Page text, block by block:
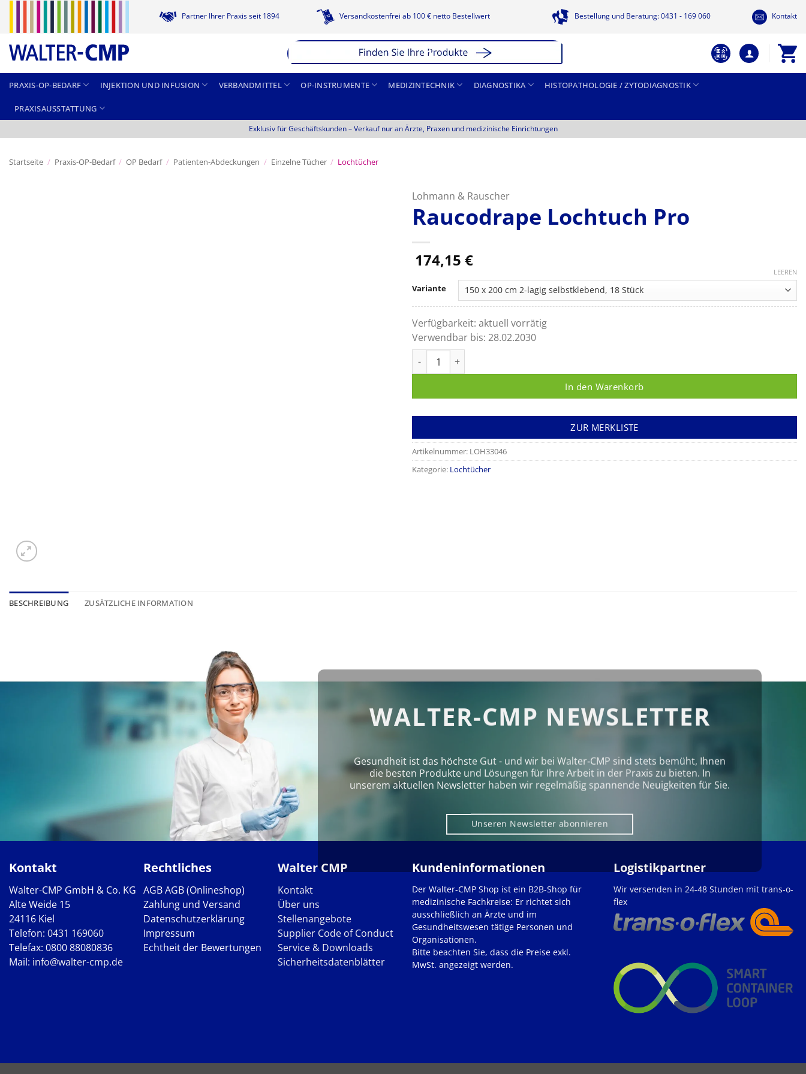
springen
Partner Ihrer Praxis seit 1894 Versandkostenfrei ab 100 € netto Bestellwert Bestellung und Beratung: 0431 - 169 060 Kontakt
PRAXIS-OP-BEDARF INJEKTION UND INFUSION VERBANDMITTEL OP-INSTRUMENTE MEDIZINTECHNIK DIAGNOSTIKA HISTOPATHOLOGIE / ZYTODIAGNOSTIK
PRAXISAUSSTATTUNG
Exklusiv für Geschäftskunden –Verkauf nur an Ärzte, Praxen und medizinische Einrichtungen
Startseite / Praxis-OP-Bedarf / OP Bedarf / Patienten-Abdeckungen / Einzelne Tücher / Lochtücher
Lohmann & Rauscher
Raucodrape Lochtuch Pro
174,15 €
Variante
LEEREN
Verfügbarkeit: aktuell vorrätig
Verwendbar bis: 28.02.2030
In den Warenkorb
ZUR MERKLISTE
Artikelnummer: LOH33046
Kategorie: Lochtücher
BESCHREIBUNG ZUSÄTZLICHE INFORMATION
WALTER-CMP NEWSLETTER
Gesundheit ist das höchste Gut - und wir bei Walter‑CMP sind stets bemüht, Ihnen
die besten Produkte und Lösungen für Ihre Arbeit in der Praxis zu bieten. In
unserem aktuellen Newsletter haben wir regelmäßig spannende Neuigkeiten für Sie.
Unseren Newsletter abonnieren
Kontakt
Walter-CMP GmbH & Co. KG
Alte Weide 15
24116 Kiel
Telefon: 0431 169060
Telefax: 0800 88080836
Mail: info@walter-cmp.de
Rechtliches
AGBAGB (Onlineshop)
Zahlung und Versand
Datenschutzerklärung
Impressum
Echtheit der Bewertungen
Walter CMP
Kontakt
Über uns
Stellenangebote
Supplier Code of Conduct
Service & Downloads
Sicherheitsdatenblätter
Kundeninformationen
Der Walter-CMP Shop ist ein B2B-Shop für
medizinische Fachkreise: Er richtet sich
ausschließlich an Ärzte und im
Gesundheitswesen tätige Personen und
Organisationen.
Bitte beachten Sie, dass die Preise exkl.
MwSt. angezeigt werden.
Logistikpartner
Wir versenden in 24-48 Stunden mit trans-o-
flex